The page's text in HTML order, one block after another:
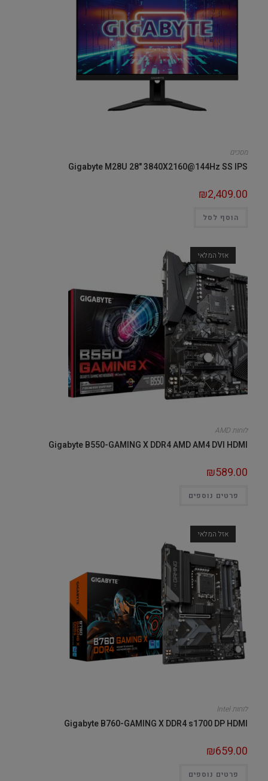
מסכים
Gigabyte M28U 28" 3840X2160@144Hz SS IPS
₪2,409.00
הוסף לסל
אזל המלאי
לוחות AMD
Gigabyte B550-GAMING X DDR4 AMD AM4 DVI HDMI
₪589.00
פרטים נוספים
אזל המלאי
לוחות Intel
Gigabyte B760-GAMING X DDR4 s1700 DP HDMI
₪659.00
פרטים נוספים